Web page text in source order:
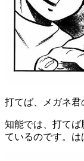
打てば、メガネ
知能では、打てば
ているのです。は